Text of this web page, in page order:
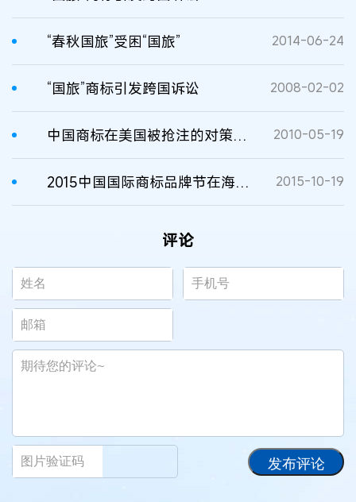
“春秋国旅”受困“国旅” 2014-06-24
“国旅”商标引发跨国诉讼 2008-02-02
中国商标在美国被抢注的对策与防范 2010-05-19
2015中国国际商标品牌节在海口开幕 2015-10-19
评论
发布评论